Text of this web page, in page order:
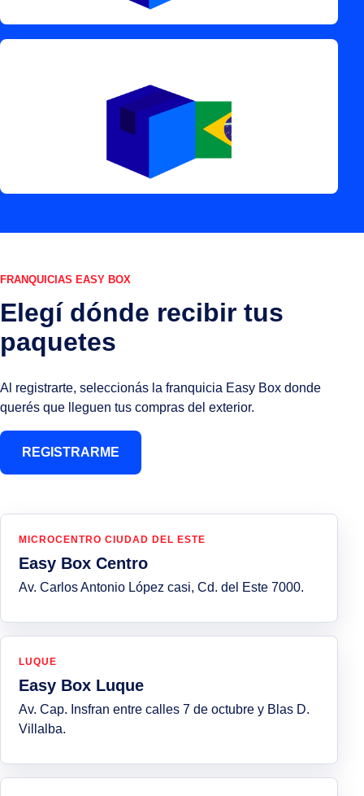
FRANQUICIAS EASY BOX
Elegí dónde recibir tus
paquetes
Al registrarte, seleccionás la franquicia Easy Box donde
querés que lleguen tus compras del exterior.
REGISTRARME
MICROCENTRO CIUDAD DEL ESTE
Easy Box Centro
Av. Carlos Antonio López casi, Cd. del Este 7000.
LUQUE
Easy Box Luque
Av. Cap. Insfran entre calles 7 de octubre y Blas D.
Villalba.